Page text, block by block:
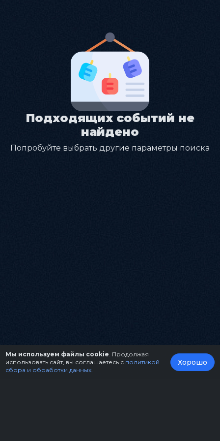
Подходящих событий не
найдено
Попробуйте выбрать другие параметры поиска
Мы используем файлы cookie . Продолжая
использовать сайт, вы соглашаетесь с политикой
сбора и обработки данных
Хорошо